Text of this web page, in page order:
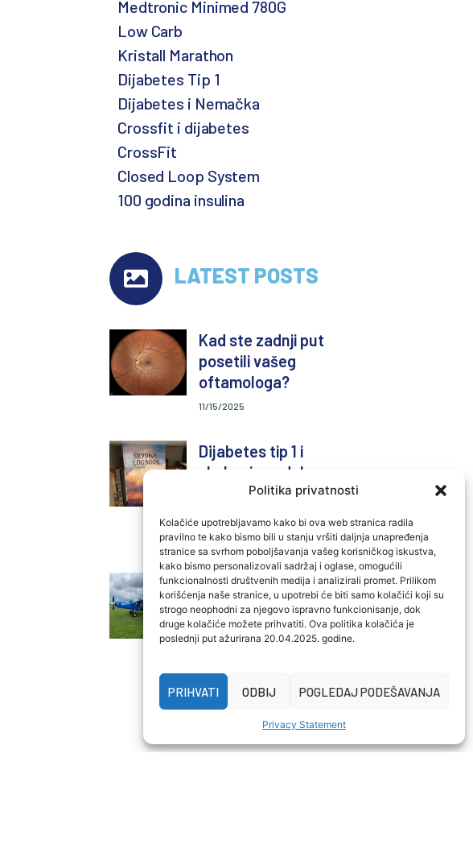
Politika privatnosti
Kolačiće upotrebljavamo kako bi ova web stranica radila
pravilno te kako bismo bili u stanju vršiti daljnja unapređenja
stranice sa svrhom poboljšavanja vašeg korisničkog iskustva,
kako bismo personalizovali sadržaj i oglase, omogućili
funkcionalnosti društvenih medija i analizirali promet. Prilikom
korišćenja naše stranice, u upotrebi će biti samo kolačići koji su
strogo neophodni za njegovo ispravno funkcionisanje, dok
druge kolačiće možete prihvatiti. Ova politika kolačića je
poslednji put ažurirana 20.04.2025. godine.
PRIHVATI ODBIJ POGLEDAJ PODEŠAVANJA
Privacy Statement
Medtronic Minimed 780G
Low Carb
Kristall Marathon
Dijabetes Tip 1
Dijabetes i Nemačka
Crossfit i dijabetes
CrossFit
Closed Loop System
100 godina insulina
LATEST POSTS
Kad ste zadnji put
posetili vašeg
oftamologa?
11/15/2025
Dijabetes tip 1 i
skakanje padobranom
(skydiving)-moj prvi
05/03/2025
Dijabetes tip 1 i
skakanje padobranom
(skydiving)-uvod, ideja,
pripreme